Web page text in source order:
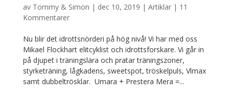
av Tommy & Simon | dec 10, 2019 | Artiklar| 11
Kommentarer
Nu blir det idrottsnörderi på hög nivå! Vi har med oss
Mikael Flockhart elitcyklist och idrottsforskare. Vi går in
på djupet i träningslära och pratar träningszoner,
styrketräning, lågkadens, sweetspot, tröskelpuls, Vlmax
samt dubbeltrösklar. Umara + Prestera Mera =...